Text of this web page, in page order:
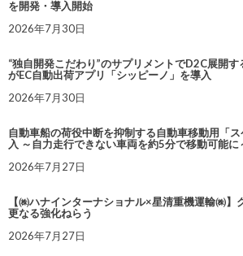
を開発・導入開始
2026年7月30日
“独自開発こだわり”のサプリメントでD2C展開す
がEC自動出荷アプリ「シッピーノ」を導入
2026年7月30日
自動車船の荷役中断を抑制する自動車移動用「
入 ～自力走行できない車両を約5分で移動可能に
2026年7月27日
【㈱ハナインターナショナル×星清重機運輸㈱
更なる強化ねらう
2026年7月27日